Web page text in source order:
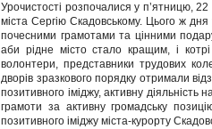
Урочистості розпочалися у п’ятницю,
міста Сергію Скадовському. Цього ж
почесними грамотами та цінними
аби рідне місто стало кращим, і
волонтери, представники трудових
дворів зразкового порядку отримали
позитивного іміджу, активну діяльність
грамоти за активну громадську
позитивного іміджу міста-курорту